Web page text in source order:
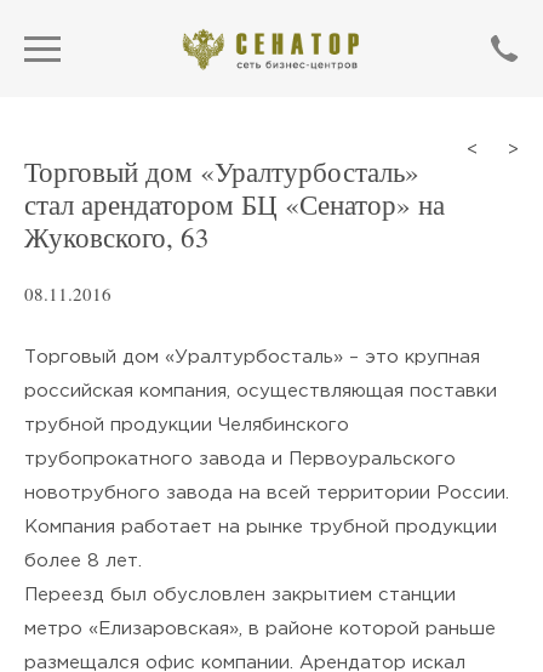
< >
Торговый дом «Уралтурбосталь»
стал арендатором БЦ «Сенатор» на
Жуковского, 63
08.11.2016
Торговый дом «Уралтурбосталь» – это крупная
российская компания, осуществляющая поставки
трубной продукции Челябинского
трубопрокатного завода и Первоуральского
новотрубного завода на всей территории России.
Компания работает на рынке трубной продукции
более 8 лет.
Переезд был обусловлен закрытием станции
метро «Елизаровская», в районе которой раньше
размещался офис компании. Арендатор искал
ОТПРАВИТЬ
Нажимая кнопку «Отправить»,
я подтверждаю своё
на обработку персональных